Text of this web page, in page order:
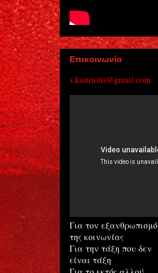
Επικοινωνία
s.kastriotis@gmail.com
Για τον εξανθρωπισμό
της κοινωνίας
Για την τάξη που δεν
είναι τάξη